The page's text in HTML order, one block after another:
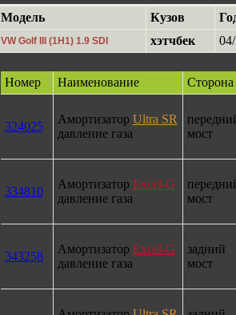
Модель Кузов
VW Golf III (1H1) 1.9 SDI хэтчбек
Номер Наименование Сторона
324025
Амортизатор Ultra SR
давление газа
мост
334810
Амортизатор Excel-G
давление газа
мост
343258
Амортизатор Excel-G
давление газа
задний
мост